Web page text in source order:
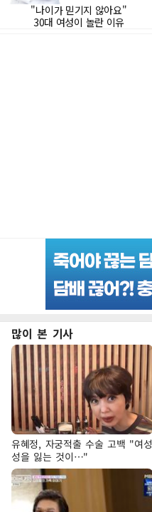
많이 본 기사
유혜정, 자궁적출 수술 고백 "여성
성을 잃는 것이…"